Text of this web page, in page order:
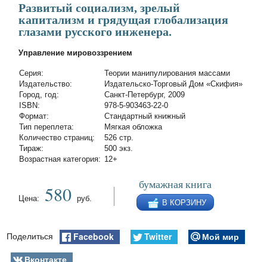
Развитый социализм, зрелый
капитализм и грядущая глобализация
глазами русского инженера.
Управление мировоззрением
Cерия:
Теории манипулирования массами
Издательство:
Издательско-Торговый Дом «Скифия»
Город, год:
Санкт-Петербург, 2009
ISBN:
978-5-903463-22-0
Формат:
Стандартный книжный
Тип переплета:
Мягкая обложка
Количество страниц:
526 стр.
Тираж:
500 экз.
Возрастная категория: 12+
Цена: 580 руб.
бумажная книга
В КОРЗИНУ
Поделиться Facebook Twitter
Мой мир
Вконтакте